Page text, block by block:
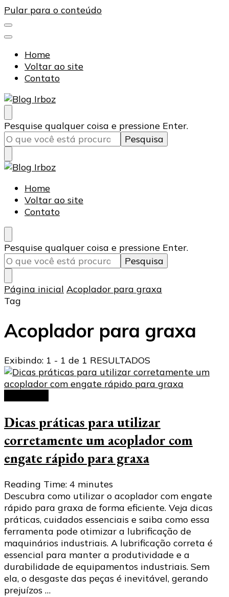
Pular para o conteúdo
Home
Voltar ao site
Contato
Blog Irboz
Blog de Lubrificação Industrial
Procurando
algo?
Pesquise qualquer coisa e pressione Enter.
Blog Irboz
Blog de Lubrificação Industrial
Home
Voltar ao site
Contato
Procurando
algo?
Pesquise qualquer coisa e pressione Enter.
Página inicial Acoplador para graxa
Tag
Acoplador para graxa
Exibindo: 1 - 1 de 1 RESULTADOS
Dicas práticas para utilizar
corretamente um acoplador com
engate rápido para graxa
Reading Time: 4 minutes
Descubra como utilizar o acoplador com engate
rápido para graxa de forma eficiente. Veja dicas
práticas, cuidados essenciais e saiba como essa
ferramenta pode otimizar a lubrificação de
maquinários industriais. A lubrificação correta é
essencial para manter a produtividade e a
durabilidade de equipamentos industriais. Sem
ela, o desgaste das peças é inevitável, gerando
prejuízos …